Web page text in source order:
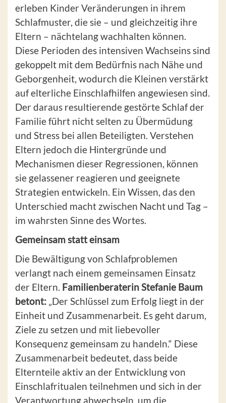
erleben Kinder Veränderungen in ihrem
Schlafmuster, die sie – und gleichzeitig ihre
Eltern – nächtelang wachhalten können.
Diese Perioden des intensiven Wachseins sind
gekoppelt mit dem Bedürfnis nach Nähe und
Geborgenheit, wodurch die Kleinen verstärkt
auf elterliche Einschlafhilfen angewiesen sind.
Der daraus resultierende gestörte Schlaf der
Familie führt nicht selten zu Übermüdung
und Stress bei allen Beteiligten. Verstehen
Eltern jedoch die Hintergründe und
Mechanismen dieser Regressionen, können
sie gelassener reagieren und geeignete
Strategien entwickeln. Ein Wissen, das den
Unterschied macht zwischen Nacht und Tag –
im wahrsten Sinne des Wortes.
Gemeinsam statt einsam
Die Bewältigung von Schlafproblemen
verlangt nach einem gemeinsamen Einsatz
der Eltern. Familienberaterin Stefanie Baum
betont: „Der Schlüssel zum Erfolg liegt in der
Einheit und Zusammenarbeit. Es geht darum,
Ziele zu setzen und mit liebevoller
Konsequenz gemeinsam zu handeln.“ Diese
Zusammenarbeit bedeutet, dass beide
Elternteile aktiv an der Entwicklung von
Einschlafritualen teilnehmen und sich in der
Verantwortung abwechseln, um die